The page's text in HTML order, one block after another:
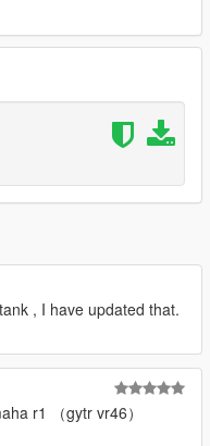
, I have updated that.
r1 （gytr vr46）